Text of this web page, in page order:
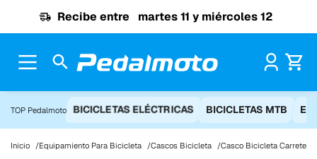
Recibe entre martes 11 y miércoles 12
TOP Pedalmoto BICICLETAS ELÉCTRICAS BICICLETAS MTB
Inicio Equipamiento Para Bicicleta Cascos Bicicleta Casco Bicicleta Carretera